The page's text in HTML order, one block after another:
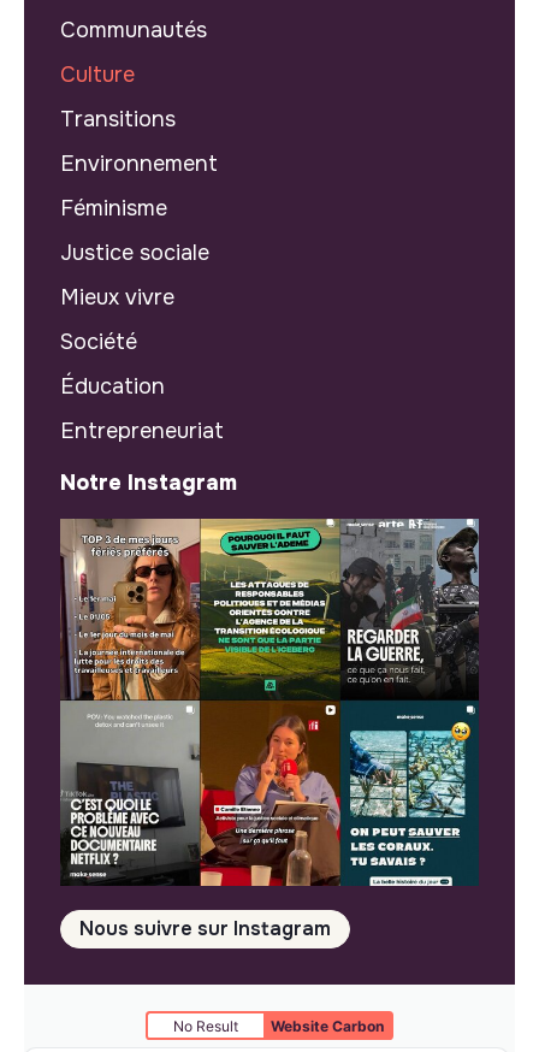
Communautés
Culture
Transitions
Environnement
Féminisme
Justice sociale
Mieux vivre
Société
Éducation
Entrepreneuriat
Notre Instagram
Nous suivre sur Instagram
No Result Website Carbon